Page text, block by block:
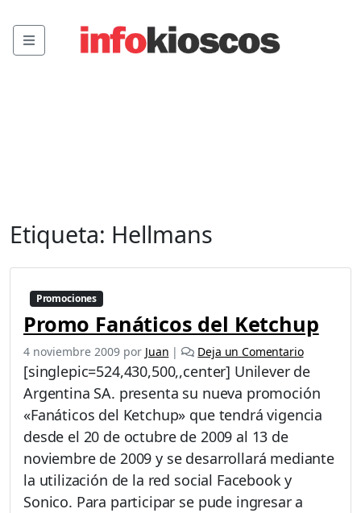
Menu
Etiqueta: Hellmans
Promociones
Promo Fanáticos del Ketchup
4 noviembre 2009 por Juan | Deja un Comentario
[singlepic=524,430,500,,center] Unilever de
Argentina SA. presenta su nueva promoción
«Fanáticos del Ketchup» que tendrá vigencia
desde el 20 de octubre de 2009 al 13 de
noviembre de 2009 y se desarrollará mediante
la utilización de la red social Facebook y
Sonico. Para participar se pude ingresar a